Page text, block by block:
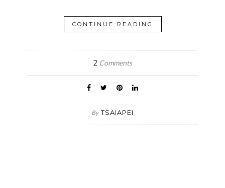
CONTINUE READING
2 Comments
By TSAIAPEI